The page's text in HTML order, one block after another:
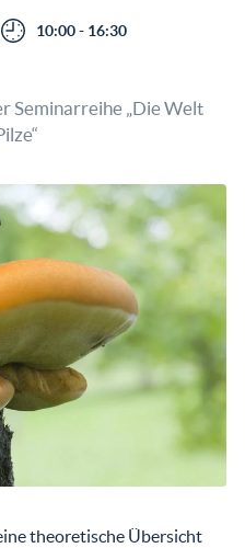
10:00 - 16:30
Seminarreihe „Die Welt
theoretische Übersicht